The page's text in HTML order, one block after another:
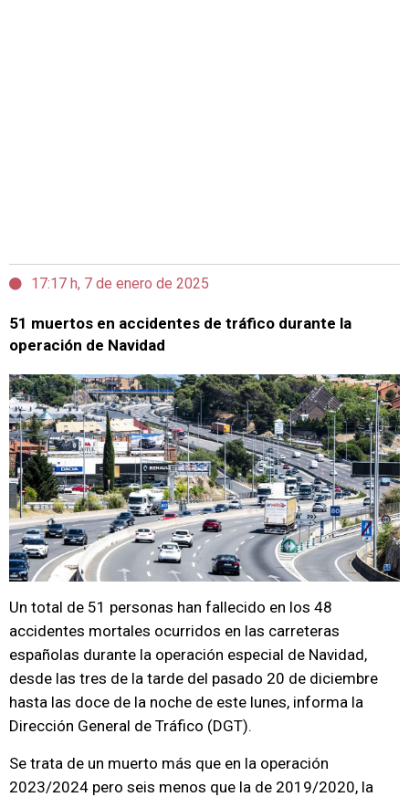
17:17 h, 7 de enero de 2025
51 muertos en accidentes de tráfico durante la
operación de Navidad
Un total de 51 personas han fallecido en los 48
accidentes mortales ocurridos en las carreteras
españolas durante la operación especial de Navidad,
desde las tres de la tarde del pasado 20 de diciembre
hasta las doce de la noche de este lunes, informa la
Dirección General de Tráfico (DGT).
Se trata de un muerto más que en la operación
2023/2024 pero seis menos que la de 2019/2020, la